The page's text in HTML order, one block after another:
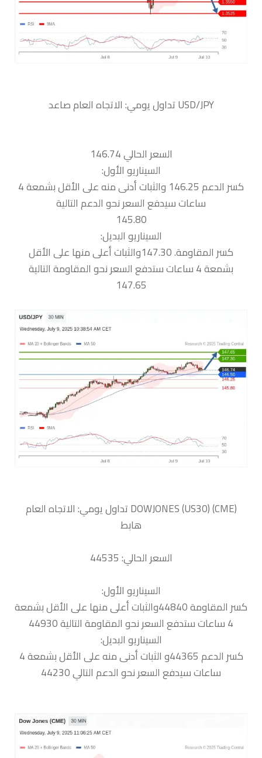
‏USD/JPY تداول يومي: الاتجاه العام صاعد
السعر الحالي 146.74
السيناريو الأول:
كسر الدعم 146.25 والثبات أدنى منه على الأقل بشمعة 4
ساعات سيدفع السعر نحو الدعم التالية
145.80
السيناريو البديل:
كسر المقاومة. 147.30والثبات أعلى منها على الأقل
بشمعة 4 ساعات ستدفع السعر نحو المقاومة التالية
147.65
‏DOWJONES (US30) (CME) تداول يومي: الاتجاه العام
هابط
السعر الحالي: 44535
السيناريو الأول:
كسر المقاومة 44840والثبات أعلى منها على الأقل بشمعة
4 ساعات ستدفع السعر نحو المقاومة التالية 44930
السيناريو البديل:
كسر الدعم 44365و الثبات أدنى منه على الأقل بشمعة 4
ساعات سيدفع السعر نحو الدعم التالي 44230